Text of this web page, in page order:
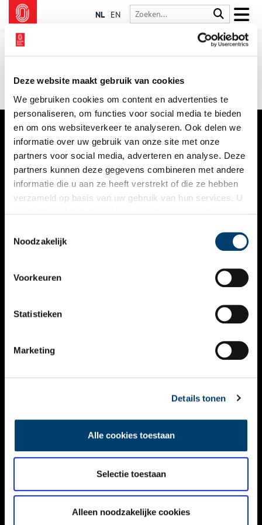
Deze website maakt gebruik van cookies
We gebruiken cookies om content en advertenties te
personaliseren, om functies voor social media te bieden
en om ons websiteverkeer te analyseren. Ook delen we
informatie over uw gebruik van onze site met onze
partners voor social media, adverteren en analyse. Deze
partners kunnen deze gegevens combineren met andere
informatie die u aan ze heeft verstrekt of die ze hebben
verzameld op basis van uw gebruik van hun services. U
Noodzakelijk
Voorkeuren
Statistieken
Marketing
Details tonen
Alle cookies toestaan
Selectie toestaan
Alleen noodzakelijke cookies
NL EN
VERHALEN
NIEUWS
KALENDER
ACTIVITEITEN
NIEUWSBRIEF
DISCLAIMER
TOEGANKELIJKHEID
Volg ONH op social media